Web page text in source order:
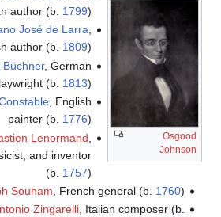
Osgood
Johnson
author (b. 1799)
José de Larra,
author (b. 1809)
Büchner, German
(b. 1813)
, English
painter (b. 1776)
Lenormand
and inventor
(b. 1757)
Souham , French general (b. 1760)
Zingarelli, Italian composer (b.